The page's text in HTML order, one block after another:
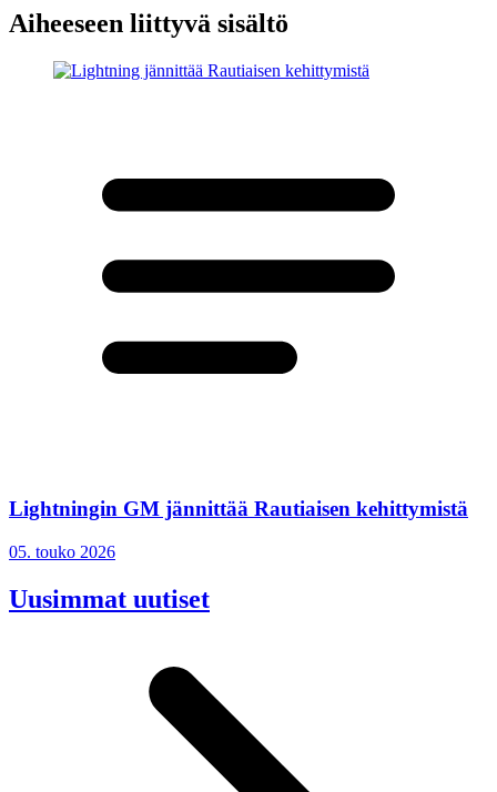
Aiheeseen liittyvä sisältö
Lightningin GM jännittää Rautiaisen kehittymistä
05. touko 2026
Uusimmat uutiset